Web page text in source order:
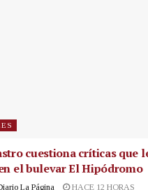
cuestiona críticas que
el bulevar El Hipódromo
La Página HACE 12 HORAS